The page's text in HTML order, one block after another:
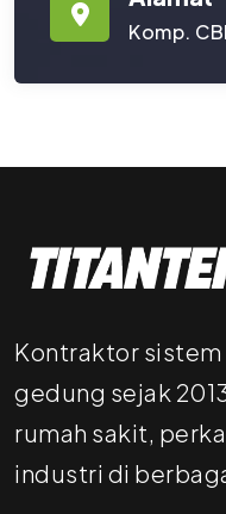
Komp.
Kontraktor sistem
gedung sejak
rumah sakit,
industri di